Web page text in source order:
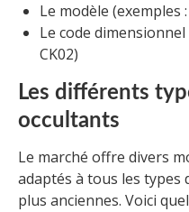
Le modèle (exemples :
Le code dimensionnel
CK02)
Les différents
occultants
Le marché offre divers
adaptés à tous les types
plus anciennes. Voici